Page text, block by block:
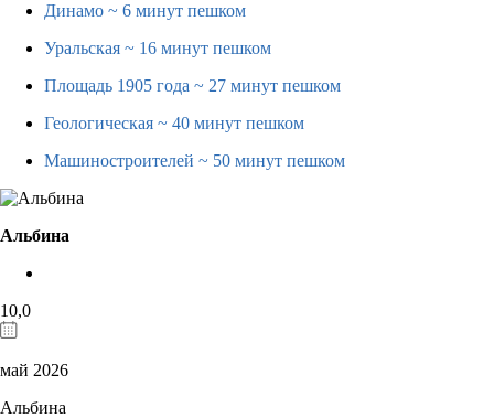
Динамо ~ 6 минут пешком
Уральская ~ 16 минут пешком
Площадь 1905 года ~ 27 минут пешком
Геологическая ~ 40 минут пешком
Машиностроителей ~ 50 минут пешком
Альбина
10,0
май 2026
Альбина